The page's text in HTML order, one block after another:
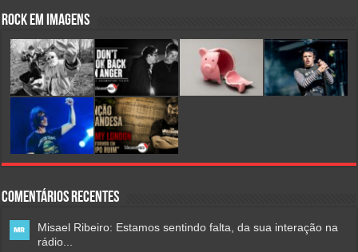
Rock em Imagens
Comentários Recentes
Misael Ribeiro: Estamos sentindo falta, da sua interação na
rádio...